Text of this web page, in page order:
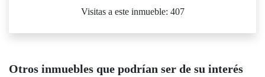
Visitas a este inmueble: 407
Otros inmuebles que podrían ser de su interés